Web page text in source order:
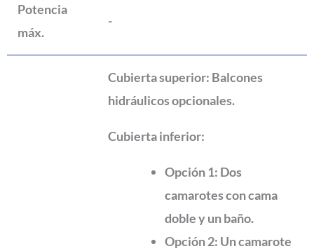
Potencia
máx.
-
Cubierta superior: Balcones
hidráulicos opcionales.
Cubierta inferior:
Opción 1: Dos
camarotes con cama
doble y un baño.
Opción 2: Un camarote